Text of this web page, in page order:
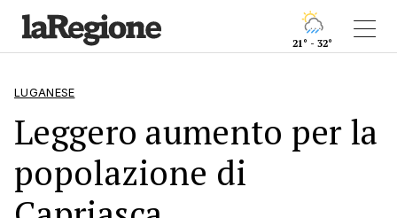
21° - 32°
LUGANESE
Leggero aumento per la
popolazione di